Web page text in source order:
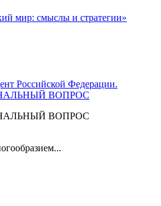
мир: смыслы и стратегии»
Российской Федерации.
ВОПРОС
ВОПРОС